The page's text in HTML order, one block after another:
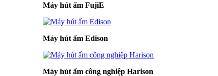
Máy hút ẩm FujiE
Máy hút ẩm Edison
Máy hút ẩm công nghiệp Harison